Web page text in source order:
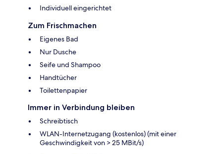
Individuell eingerichtet
Zum Frischmachen
Eigenes Bad
Nur Dusche
Seife und Shampoo
Handtücher
Toilettenpapier
Immer in Verbindung bleiben
Schreibtisch
WLAN-Internetzugang (kostenlos) (mit einer
Geschwindigkeit von > 25 MBit/s)